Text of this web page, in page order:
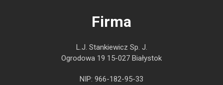
Firma
L.J. Stankiewicz Sp. J.
Ogrodowa 19 15-027 Białystok
NIP: 966-182-95-33